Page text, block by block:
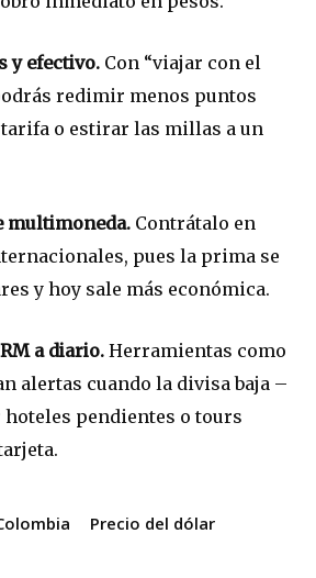
y efectivo. Con “viajar con el
redimir menos puntos
o estirar las millas a un
multimoneda. Contrátalo en
pues la prima se
y hoy sale más económica.
a diario. Herramientas como
alertas cuando la divisa baja –
pendientes o tours
Precio del dólar